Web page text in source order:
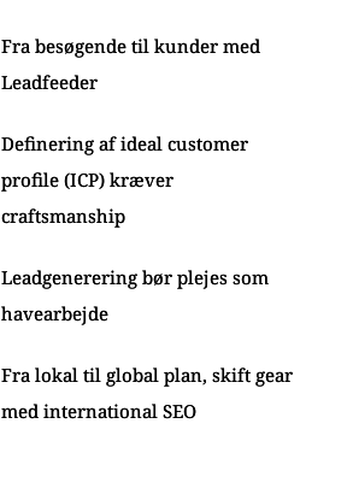
Fra besøgende til kunder med
Leadfeeder
Definering af ideal customer
profile (ICP) kræver
craftsmanship
Leadgenerering bør plejes som
havearbejde
Fra lokal til global plan, skift gear
med international SEO